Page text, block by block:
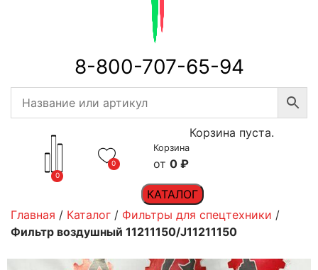
8-800-707-65-94
0
0
Корзина
0 ₽
Корзина пуста.
КАТАЛОГ
Главная / Каталог / Фильтры для спецтехники /
Фильтр воздушный 11211150/J11211150